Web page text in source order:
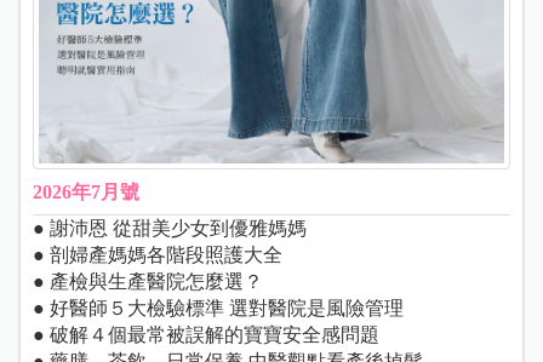
2026年7月號
● 謝沛恩 從甜美少女到優雅媽媽
● 剖婦產媽媽各階段照護大全
● 產檢與生產醫院怎麼選？
● 好醫師５大檢驗標準 選對醫院是風險管理
● 破解４個最常被誤解的寶寶安全感問題